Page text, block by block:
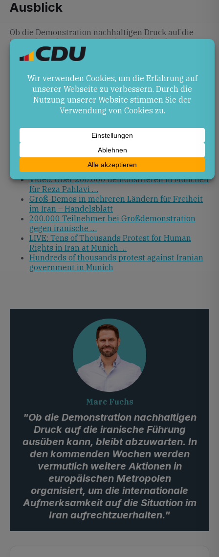
Ausblick
Ob die Demonstration nachhaltigen Druck auf die
iranische Führung ausüben kann, bleibt abzuwarten.
In den kommenden Wochen werden vermutlich
weitere Aktionen in europäischen Metropolen
auf die Situation im Iran aufrechtzuerhalten. Für die
deutsche Politik könnte dies Anlass sein, die
menschenrechtliche Dimension deutscher
Außenpolitik stärker in den Fokus zu rücken.
About 200,000 join Iran demonstration in
Munich: police
Video. Über 200.000 demonstrieren in München
für Reza Pahlavi …
Groß-Demos in mehreren Ländern für Freiheit
im Iran – Handelsblatt
200.000 Teilnehmer bei Großdemonstration
gegen iranische …
LIVE: Tens of Thousands Protest for Human
Rights in Iran at Munich …
Hundreds of thousands protest against Iranian
government in Munich
Marc Fuchs
"Ob die Demonstration nachhaltigen
Druck auf die iranische Führung
ausüben kann, bleibt abzuwarten. In
den kommenden Wochen werden
vermutlich weitere Aktionen in
europäischen Metropolen
organisiert, um die internationale
Aufmerksamkeit auf die Situation im
Iran aufrechtzuerhalten."